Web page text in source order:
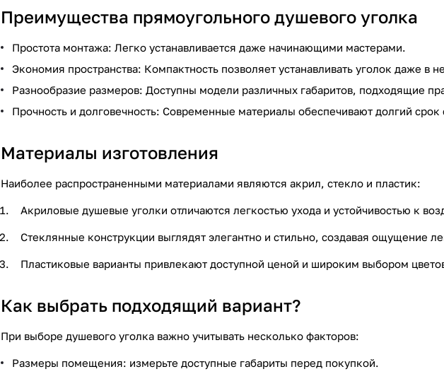
Преимущества прямоугольного душевого уголка
Простота монтажа: Легко устанавливается даже начинающими мастерами.
Экономия пространства: Компактность позволяет устанавливать уголок даже в
Разнообразие размеров: Доступны модели различных габаритов, подходящие
Прочность и долговечность: Современные материалы обеспечивают долгий
Материалы изготовления
Наиболее распространенными материалами являются акрил, стекло и пластик:
Акриловые душевые уголки отличаются легкостью ухода и устойчивостью к
Стеклянные конструкции выглядят элегантно и стильно, создавая ощущение
Пластиковые варианты привлекают доступной ценой и широким выбором
Как выбрать подходящий вариант?
При выборе душевого уголка важно учитывать несколько факторов:
Размеры помещения: измерьте доступные габариты перед покупкой.